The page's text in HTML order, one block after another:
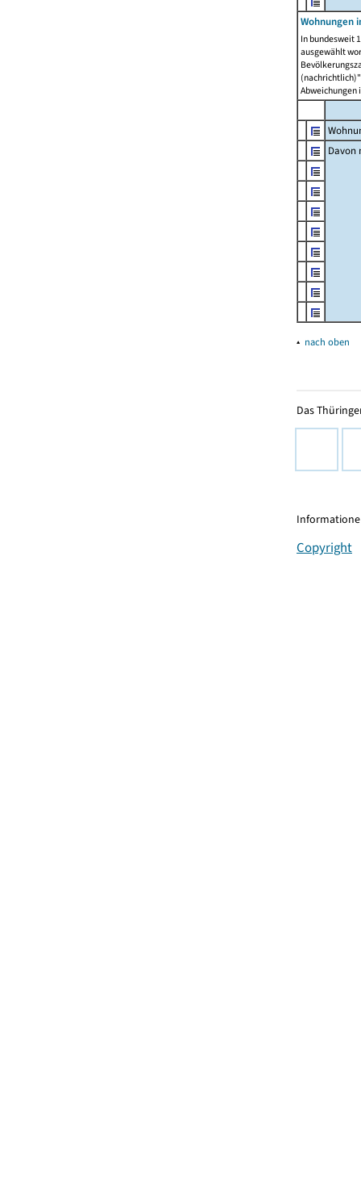
Wohnungen
In bundesweit
ausgewählt
Abweichungen
Davon
▴ nach oben
Das
Copyright